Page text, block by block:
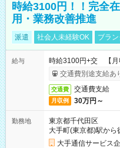
時給3100円！！完全
用・業務改善推進
派遣 社会人未経験OK ブラ
給与
時給3100円+交 【月
交通費別途支給あ
交通費 交通費支給
月収例 30万円～
勤務地
東京都千代田区
大手町(東京都)駅から
大手通信サービス